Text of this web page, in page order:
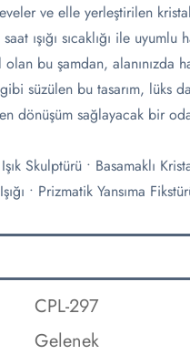
ve elle yerleştirilen kristal
ışığı sıcaklığı ile uyumlu
bu şamdan, alanınızda
süzülen bu tasarım, lüks
dönüşüm sağlayacak bir
Skulptürü • Basamaklı
• Prizmatik Yansıma
CPL-297
Gelenek